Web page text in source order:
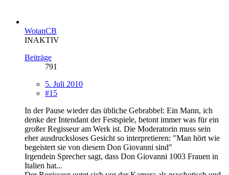
WotanCB
INAKTIV
Beiträge
791
5. Juli 2010
#15
In der Pause wieder das übliche Gebrabbel: Ein Mann, ich
denke der Intendant der Festspiele, betont immer was für ein
großer Regisseur am Werk ist. Die Moderatorin muss sein
eher ausdrucksloses Gesicht so interpretieren: "Man hört wie
begeistert sie von diesem Don Giovanni sind"
Irgendein Sprecher sagt, dass Don Giovanni 1003 Frauen in
Italien hat...